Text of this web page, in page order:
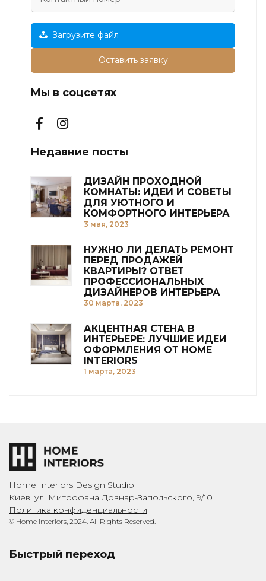
Загрузите файл
Оставить заявку
Мы в соцсетях
Недавние посты
ДИЗАЙН ПРОХОДНОЙ
КОМНАТЫ: ИДЕИ И СОВЕТЫ
ДЛЯ УЮТНОГО И
КОМФОРТНОГО ИНТЕРЬЕРА
3 мая, 2023
НУЖНО ЛИ ДЕЛАТЬ РЕМОНТ
ПЕРЕД ПРОДАЖЕЙ
КВАРТИРЫ? ОТВЕТ
ПРОФЕССИОНАЛЬНЫХ
ДИЗАЙНЕРОВ ИНТЕРЬЕРА
30 марта, 2023
АКЦЕНТНАЯ СТЕНА В
ИНТЕРЬЕРЕ: ЛУЧШИЕ ИДЕИ
ОФОРМЛЕНИЯ ОТ HOME
INTERIORS
1 марта, 2023
Home Interiors Design Studio
Киев, ул. Митрофана Довнар-Запольского, 9/10
Политика конфиденциальности
© Home Interiors, 2024. All Rights Reserved.
Быстрый переход